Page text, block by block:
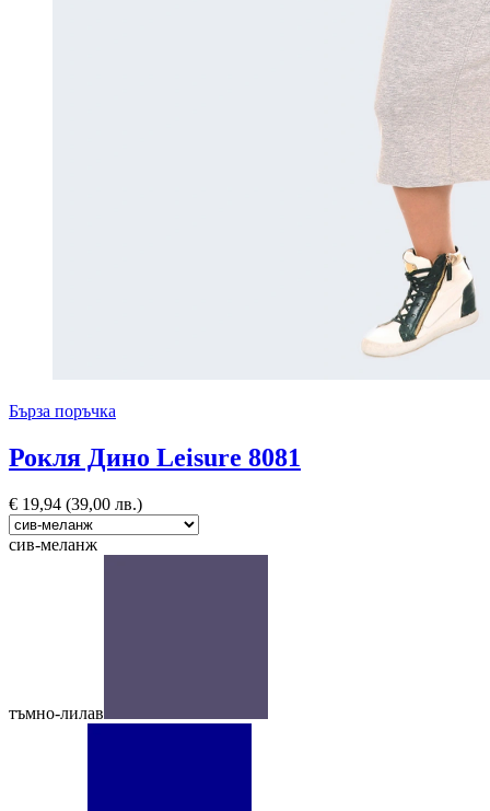
Бърза поръчка
Рокля Дино Leisure 8081
€ 19,94 (39,00 лв.)
сив-меланж
тъмно-лилав